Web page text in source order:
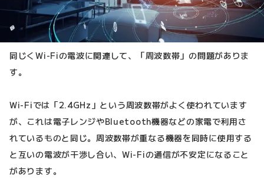
同じくWi-Fiの電波に関連して、「周波数帯」の問題がありま
す。
Wi-Fiでは「2.4GHz」という周波数帯がよく使われています
が、これは電子レンジやBluetooth機器などの家電で利用さ
れているものと同じ。周波数帯が重なる機器を同時に使用する
と互いの電波が干渉し合い、Wi-Fiの通信が不安定になること
があります。